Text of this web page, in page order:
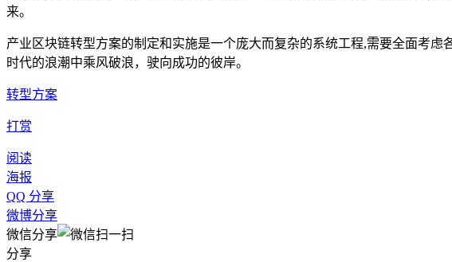
来。
产业区块链转型方案的制定和实施是一个庞大而复杂的系统工程,需要全面考
时代的浪潮中乘风破浪，驶向成功的彼岸。
转型方案
打赏
阅读
海报
QQ 分享
微博分享
微信分享
分享